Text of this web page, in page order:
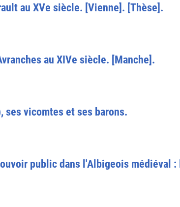
au XVe siècle. [Vienne]. [Thèse].
au XIVe siècle. [Manche].
ses vicomtes et ses barons.
public dans l'Albigeois médiéval